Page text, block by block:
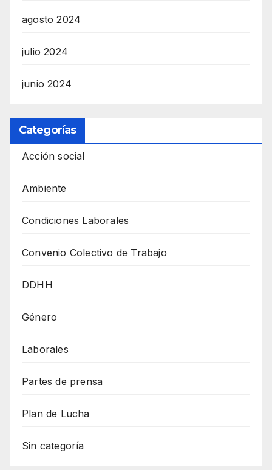
agosto 2024
julio 2024
junio 2024
Categorías
Acción social
Ambiente
Condiciones Laborales
Convenio Colectivo de Trabajo
DDHH
Género
Laborales
Partes de prensa
Plan de Lucha
Sin categoría